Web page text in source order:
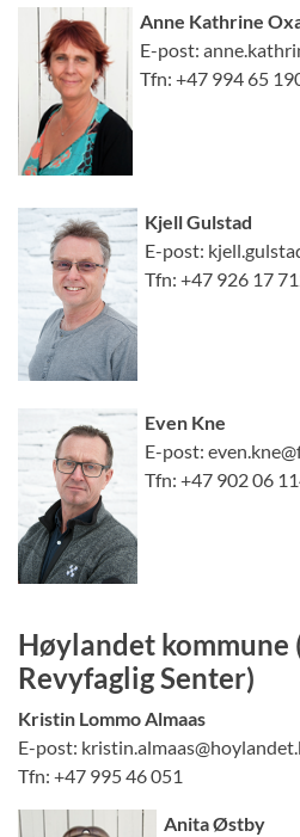
Anne Kathrine
E-post:
Tfn: +47 994 65
Kjell Gulstad
E-post:
Tfn: +47 926 17
Even Kne
E-post:
Tfn: +47 902 06
Høylandet kommune
Revyfaglig Senter)
Kristin Lommo Almaas
E-post:
Tfn: +47 995 46 051
Anita Østby